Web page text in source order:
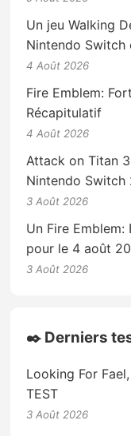
Un jeu Walking
Nintendo Switch
4 Août 2026
Fire Emblem:
Récapitulatif
4 Août 2026
Attack on Titan
Nintendo Switch
3 Août 2026
Un Fire Emblem:
pour le 4 août
3 Août 2026
✒️ Derniers
Looking For
TEST
3 Août 2026